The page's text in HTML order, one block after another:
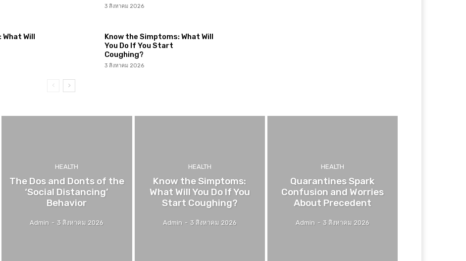
Will
3 สิงหาคม 2026
Know the Simptoms: What Will
You Do If You Start
Coughing?
3 สิงหาคม 2026
HEALTH
The Dos and Donts of the
‘Social Distancing’
Behavior
Admin - 3 สิงหาคม 2026
HEALTH
Know the Simptoms:
What Will You Do If You
Start Coughing?
Admin - 3 สิงหาคม 2026
HEALTH
Quarantines Spark
Confusion and Worries
About Precedent
Admin - 3 สิงหาคม 2026